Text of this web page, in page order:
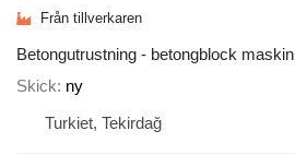
Från tillverkaren
Betongutrustning - betongblock maskin
Skick ny
Turkiet, Tekirdağ